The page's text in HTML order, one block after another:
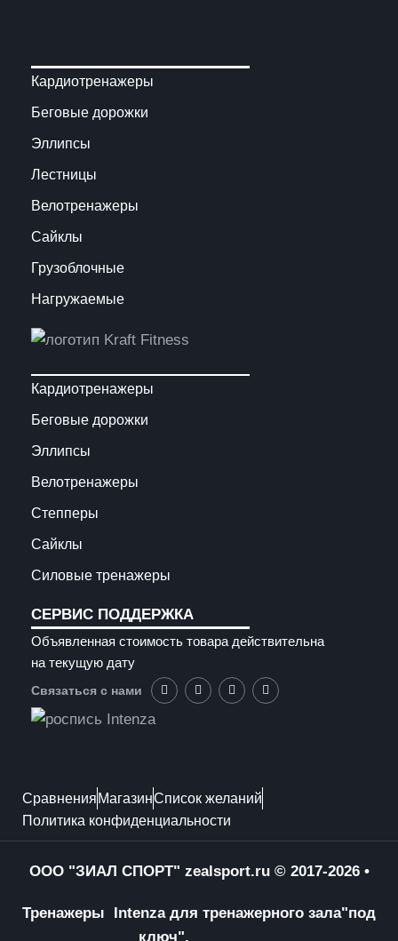
Кардиотренажеры
Беговые дорожки
Эллипсы
Лестницы
Велотренажеры
Сайклы
Грузоблочные
Нагружаемые
Кардиотренажеры
Беговые дорожки
Эллипсы
Велотренажеры
Степперы
Сайклы
Силовые тренажеры
СЕРВИС ПОДДЕРЖКА
Объявленная стоимость товара действительна
на текущую дату
Связаться с нами
Сравнения МагазинСписок желаний
Политика конфиденциальности
ООО "ЗИАЛ СПОРТ" zealsport.ru © 2017-2026 •
Тренажеры Intenza для тренажерного зала"под
ключ".